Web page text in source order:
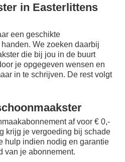
in Easterlittens
een geschikte
We zoeken daarbij
die bij jou in de buurt
je opgegeven wensen en
in te schrijven. De rest volgt
af voor € 0,-
krijg je vergoeding bij schade
hulp indien nodig en garantie
van je abonnement.